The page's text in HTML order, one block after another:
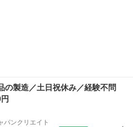
の製造／土日祝休み／経験不問
パンクリエイト